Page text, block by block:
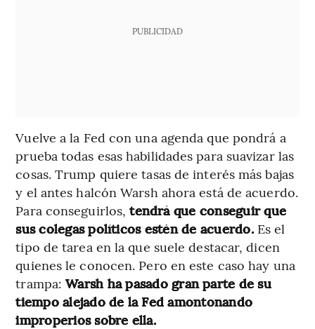
PUBLICIDAD
Vuelve a la Fed con una agenda que pondrá a
prueba todas esas habilidades para suavizar las
cosas. Trump quiere tasas de interés más bajas
y el antes halcón Warsh ahora está de acuerdo.
Para conseguirlos,tendrá que conseguir que
sus colegas políticos estén de acuerdo.Es el
tipo de tarea en la que suele destacar, dicen
quienes le conocen. Pero en este caso hay una
trampa:Warsh ha pasado gran parte de su
tiempo alejado de la Fed amontonando
improperios sobre ella.